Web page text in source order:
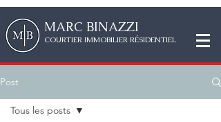
MARC BINAZZI
COURTIER IMMOBILIER RÉSIDENTIEL
Post
Tous les posts